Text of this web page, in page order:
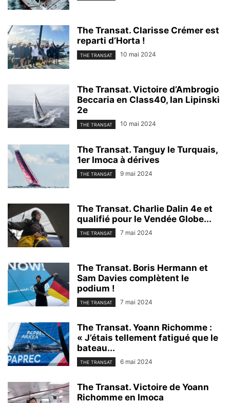
The Transat. Clarisse Crémer est
reparti d’Horta !
THE TRANSAT 10 mai 2024
The Transat. Victoire d’Ambrogio
Beccaria en Class40, Ian Lipinski
2e
THE TRANSAT 10 mai 2024
The Transat. Tanguy le Turquais,
1er Imoca à dérives
THE TRANSAT 9 mai 2024
The Transat. Charlie Dalin 4e et
qualifié pour le Vendée Globe...
THE TRANSAT 7 mai 2024
The Transat. Boris Hermann et
Sam Davies complètent le
podium !
THE TRANSAT 7 mai 2024
The Transat. Yoann Richomme :
« J’étais tellement fatigué que le
bateau...
THE TRANSAT 6 mai 2024
The Transat. Victoire de Yoann
Richomme en Imoca